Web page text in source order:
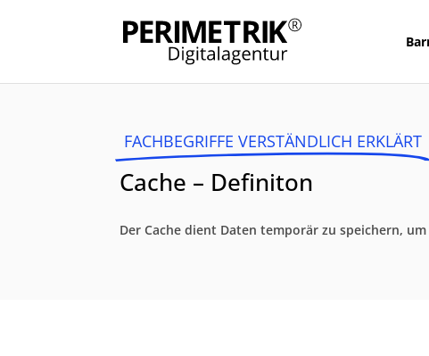
FACHBEGRIFFE VERSTÄNDLICH ERKLÄRT
Cache – Definiton
Der Cache dient Daten temporär zu speichern,